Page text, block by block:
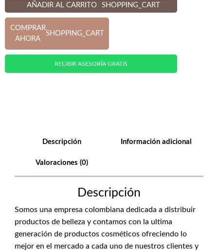
AÑADIR AL CARRITO SHOPPING_CART
COMPRAR
AHORA
SHOPPING_CART
RECIBIR ASESORÍA GRATIS
Descripción Información adicional
Valoraciones (0)
Descripción
Somos una empresa colombiana dedicada a distribuir
productos de belleza y contamos con la ultima
generación de productos cosméticos ofreciendo lo
mejor en el mercado a cada uno de nuestros clientes y